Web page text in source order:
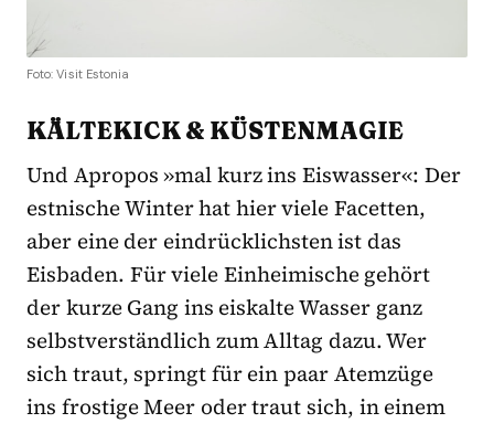
Foto: Visit Estonia
KÄLTEKICK & KÜSTENMAGIE
Und Apropos »mal kurz ins Eiswasser«: Der
estnische Winter hat hier viele Facetten,
aber eine der eindrücklichsten ist das
Eisbaden. Für viele Einheimische gehört
der kurze Gang ins eiskalte Wasser ganz
selbstverständlich zum Alltag dazu. Wer
sich traut, springt für ein paar Atemzüge
ins frostige Meer oder traut sich, in einem